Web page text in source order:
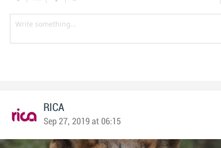
RICA
Sep 27, 2019 at 06:15